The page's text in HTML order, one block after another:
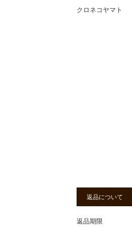
クロネコヤマト
返品について
返品期限